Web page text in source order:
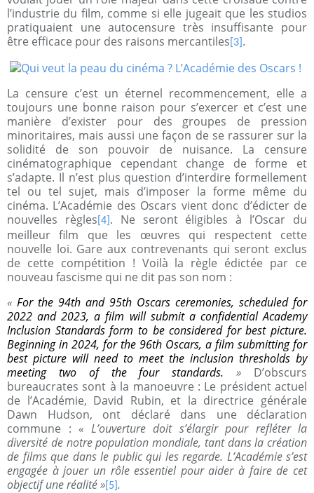
l’industrie du film, comme si elle jugeait que les studios
pratiquaient une autocensure très insuffisante pour
être efficace pour des raisons mercantiles [3] .
La censure c’est un éternel recommencement, elle a
toujours une bonne raison pour s’exercer et c’est une
manière d’exister pour des groupes de pression
minoritaires, mais aussi une façon de se rassurer sur la
solidité de son pouvoir de nuisance. La censure
cinématographique cependant change de forme et
s’adapte. Il n’est plus question d’interdire formellement
tel ou tel sujet, mais d’imposer la forme même du
cinéma. L’Académie des Oscars vient donc d’édicter de
nouvelles règles [4] . Ne seront éligibles à l’Oscar du
meilleur film que les œuvres qui respectent cette
nouvelle loi. Gare aux contrevenants qui seront exclus
de cette compétition ! Voilà la règle édictée par ce
nouveau fascisme qui ne dit pas son nom :
« For the 94th and 95th Oscars ceremonies, scheduled for
2022 and 2023, a film will submit a confidential Academy
Inclusion Standards form to be considered for best picture.
Beginning in 2024, for the 96th Oscars, a film submitting for
best picture will need to meet the inclusion thresholds by
meeting two of the four standards. » D’obscurs
bureaucrates sont à la manoeuvre : Le président actuel
de l’Académie, David Rubin, et la directrice générale
Dawn Hudson, ont déclaré dans une déclaration
commune : « L’ouverture doit s’élargir pour refléter la
diversité de notre population mondiale, tant dans la création
de films que dans le public qui les regarde. L’Académie s’est
engagée à jouer un rôle essentiel pour aider à faire de cet
objectif une réalité » [5] .